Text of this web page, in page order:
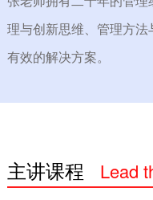
业敏捷转型
队建设
理与创新思维、管理方
有效的解决方案。
主讲课程 Lead